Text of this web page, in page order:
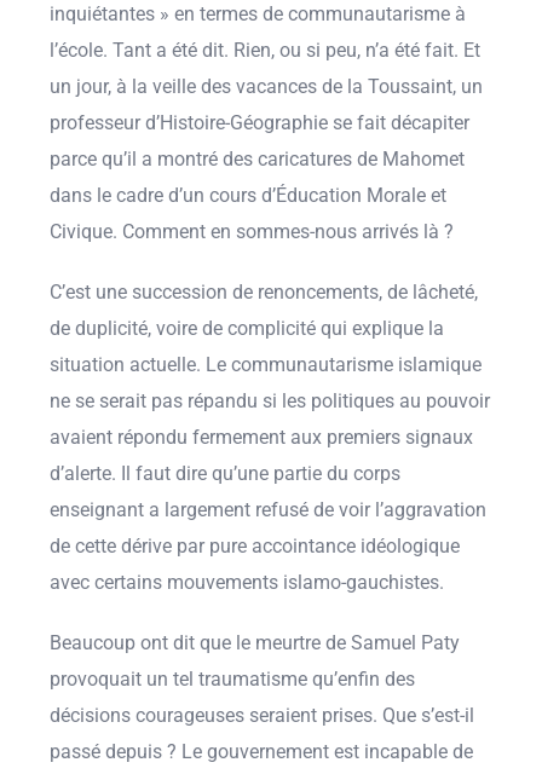
inquiétantes » en termes de communautarisme à
l’école. Tant a été dit. Rien, ou si peu, n’a été fait. Et
un jour, à la veille des vacances de la Toussaint, un
professeur d’Histoire-Géographie se fait décapiter
parce qu’il a montré des caricatures de Mahomet
dans le cadre d’un cours d’Éducation Morale et
Civique. Comment en sommes-nous arrivés là ?
C’est une succession de renoncements, de lâcheté,
de duplicité, voire de complicité qui explique la
situation actuelle. Le communautarisme islamique
ne se serait pas répandu si les politiques au pouvoir
avaient répondu fermement aux premiers signaux
d’alerte. Il faut dire qu’une partie du corps
enseignant a largement refusé de voir l’aggravation
de cette dérive par pure accointance idéologique
avec certains mouvements islamo-gauchistes.
Beaucoup ont dit que le meurtre de Samuel Paty
provoquait un tel traumatisme qu’enfin des
décisions courageuses seraient prises. Que s’est-il
passé depuis ? Le gouvernement est incapable de